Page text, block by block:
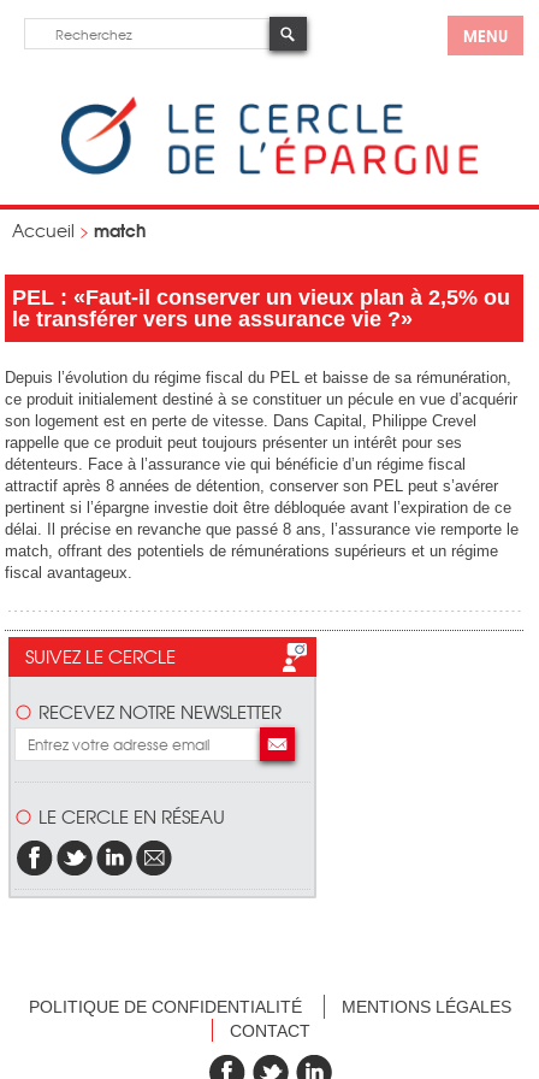
MENU
Accueil > match
PEL : «Faut-il conserver un vieux plan à 2,5% ou
le transférer vers une assurance vie ?»
Depuis l’évolution du régime fiscal du PEL et baisse de sa rémunération,
ce produit initialement destiné à se constituer un pécule en vue d’acquérir
son logement est en perte de vitesse. Dans Capital, Philippe Crevel
rappelle que ce produit peut toujours présenter un intérêt pour ses
détenteurs. Face à l’assurance vie qui bénéficie d’un régime fiscal
attractif après 8 années de détention, conserver son PEL peut s’avérer
pertinent si l’épargne investie doit être débloquée avant l’expiration de ce
délai. Il précise en revanche que passé 8 ans, l’assurance vie remporte le
match, offrant des potentiels de rémunérations supérieurs et un régime
fiscal avantageux.
SUIVEZ LE CERCLE
RECEVEZ NOTRE NEWSLETTER
LE CERCLE EN RÉSEAU
POLITIQUE DE CONFIDENTIALITÉ
MENTIONS LÉGALES
CONTACT